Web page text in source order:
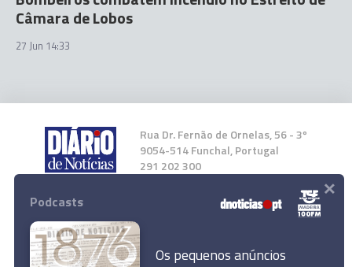
Câmara de Lobos
27 Jun 14:33
Rua Dr. Fernão de Ornelas, 56 - 3º
9054-514 Funchal, Portugal
291 202 300
Instale a nossa App
Podcasts
Os pequenos anúncios
×